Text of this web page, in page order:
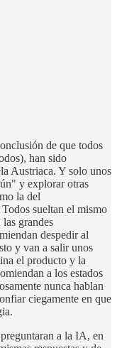
de que todos
han sido
Austriaca. Y solo unos
y explorar otras
la del
sueltan el mismo
grandes
despedir al
y van a salir unos
el producto y la
a los estados
nunca hablan
ciegamente en que
a la IA, en